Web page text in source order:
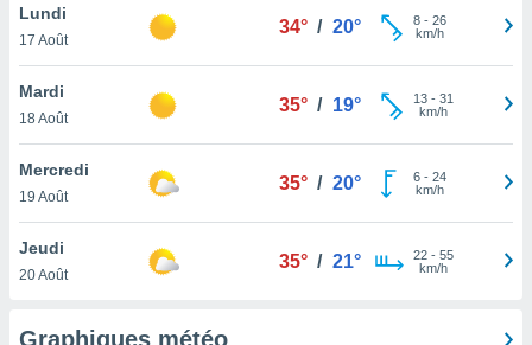
notre
que
et que
Lundi
17 Août
34° / 20° 8- 26
km/h
Mardi
18 Août
35° / 19° 13- 31
km/h
Mercredi
19 Août
35° / 20° 6- 24
km/h
Jeudi
20 Août
35° / 21° 22- 55
km/h
Graphiques météo